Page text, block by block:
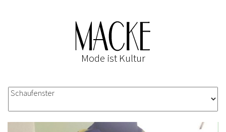
Mode ist Kultur